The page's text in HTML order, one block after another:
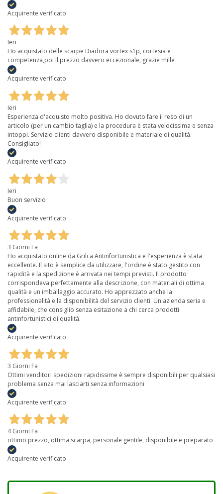
Acquirente verificato
Ieri
Ho acquistato delle scarpe Diadora vortex s1p, cortesia e
competenza,poi il prezzo davvero eccezionale, grazie mille
Acquirente verificato
Ieri
Esperienza d'acquisto molto positiva. Ho dovuto fare il reso di un
articolo (per un cambio taglia) e la procedura è stata velocissima e senza
intoppi. Servizio clienti davvero disponibile e materiale di qualità.
Consigliato!
Acquirente verificato
Ieri
Buon servizio
Acquirente verificato
3 Giorni Fa
Ho acquistato online da Grilca Antinfortunistica e l'esperienza è stata
eccellente. Il sito è semplice da utilizzare, l'ordine è stato gestito con
rapidità e la spedizione è arrivata nei tempi previsti. Il prodotto
corrispondeva perfettamente alla descrizione, con materiali di ottima
qualità e un imballaggio accurato. Ho apprezzato anche la
professionalità e la disponibilità del servizio clienti. Un'azienda seria e
affidabile, che consiglio senza esitazione a chi cerca prodotti
antinfortunistici di qualità.
Acquirente verificato
3 Giorni Fa
Ottimi venditori spedizioni rapidissime è sempre disponibili per qualsiasi
problema senza mai lasciarti senza informazioni
Acquirente verificato
4 Giorni Fa
ottimo prezzo, ottima scarpa, personale gentile, disponibile e preparato
Acquirente verificato